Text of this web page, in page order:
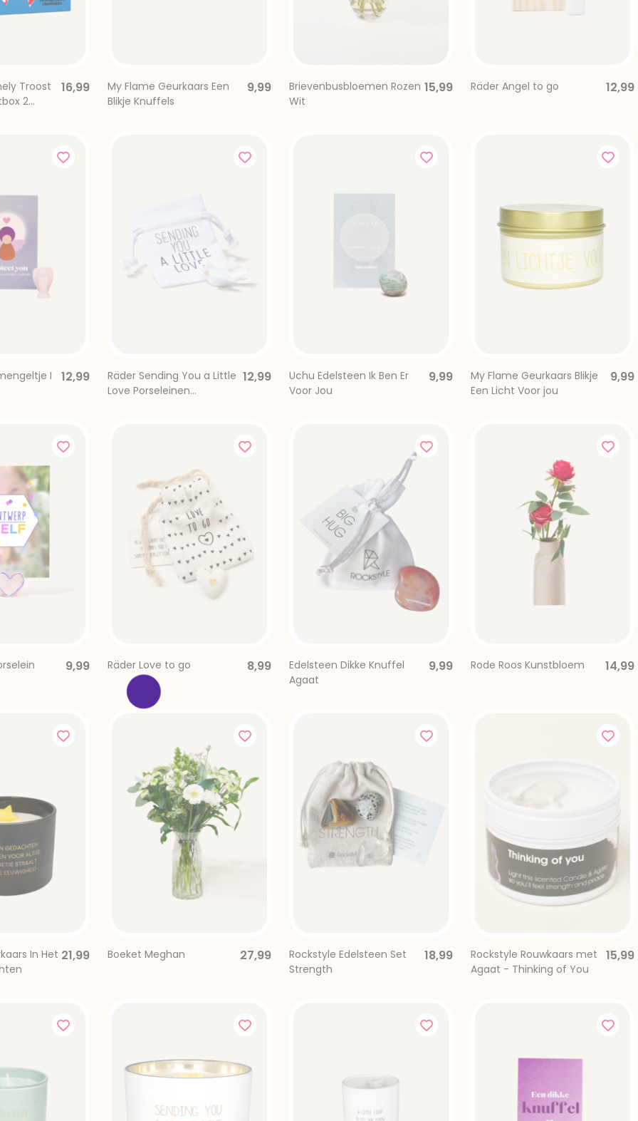
Troost
2
16,99
My Flame Geurkaars Een
Blikje Knuffels
9,99
Brievenbusbloemen Rozen
Wit
15,99 Räder Angel to go 12,99
I
12,99
Räder Sending You a Little
Love Porseleinen
12,99
Uchu Edelsteen Ik Ben Er
Voor Jou
9,99
My Flame Geurkaars Blikje
Een Licht Voor jou
9,99
9,99 Räder Love to go 8,99
Edelsteen Dikke Knuffel
Agaat
9,99 Rode Roos Kunstbloem 14,99
In Het 21,99 Boeket Meghan 27,99
Rockstyle Edelsteen Set
Strength
18,99
Rockstyle Rouwkaars met
Agaat - Thinking of You
15,99